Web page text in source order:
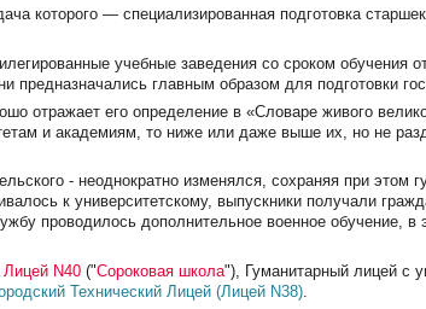
которого — специализированная подготовка
учебные заведения со сроком обучения
главным образом для подготовки
отражает его определение в «Словаре живого
и академиям, то ниже или даже выше их, но не
- неоднократно изменялся, сохраняя при этом
к университетскому, выпускники получали
проводилось дополнительное военное обучение, в
Лицей N40 ("Сороковая школа"), Гуманитарный лицей с
Технический Лицей (Лицей N38)